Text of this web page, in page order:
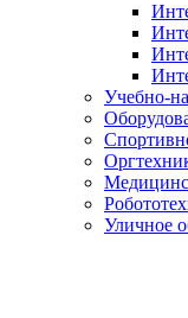
Учебно-
Уличное